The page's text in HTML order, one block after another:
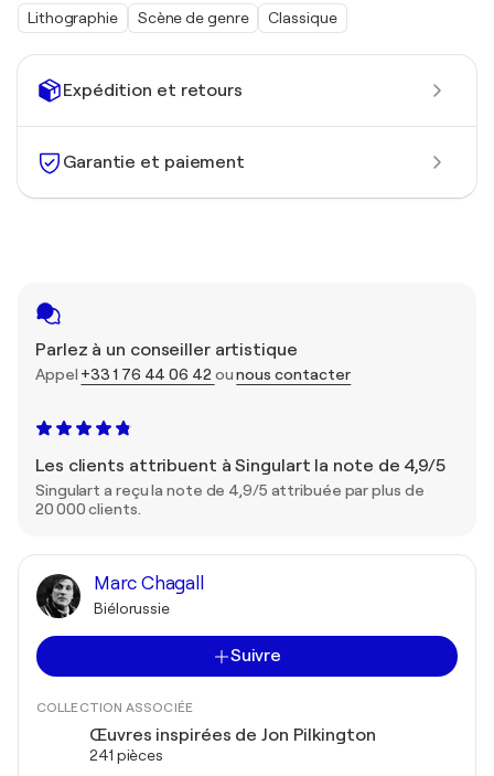
Expédition et retours
Garantie et paiement
Parlez à un conseiller artistique
Appel +33 1 76 44 06 42ounous contacter
Les clients attribuent à Singulart la note de 4,9/5
Singulart a reçu la note de 4,9/5 attribuée par plus de
20 000 clients.
Marc Chagall
Biélorussie
Suivre
COLLECTION ASSOCIÉE
Œuvres inspirées de Jon Pilkington
241 pièces
Lithographie Scène de genre Classique